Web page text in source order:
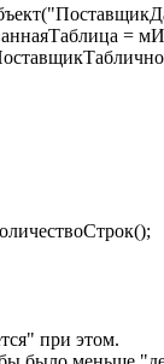
=
при этом.